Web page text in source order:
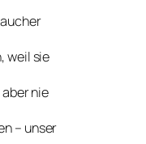
weil sie
aber nie
– unser